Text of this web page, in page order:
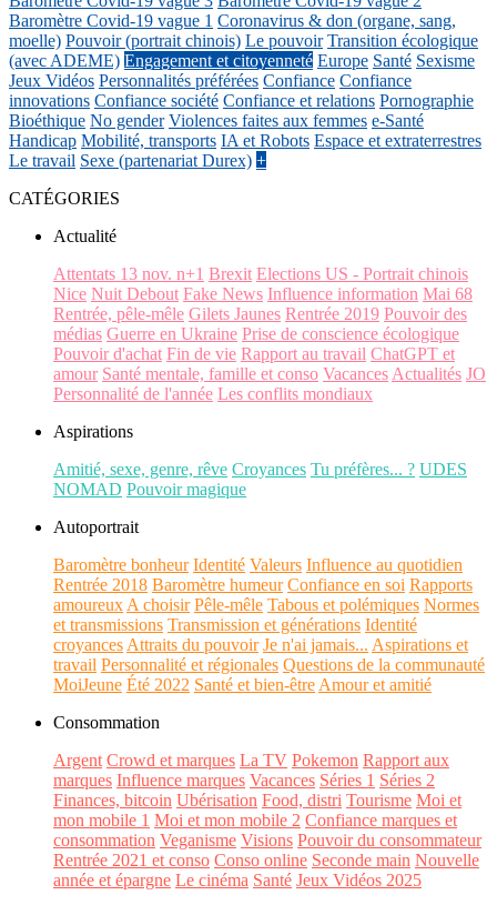
Baromètre Covid-19 vague 1 Coronavirus & don (organe, sang,
moelle) Pouvoir (portrait chinois) Le pouvoir Transition écologique
(avec ADEME) Engagement et citoyenneté Europe Santé Sexisme
Jeux Vidéos Personnalités préférées Confiance Confiance
innovations Confiance société Confiance et relations Pornographie
Bioéthique No gender Violences faites aux femmes e-Santé
Handicap Mobilité, transports IA et Robots Espace et extraterrestres
Le travail Sexe (partenariat Durex) +
CATÉGORIES
Actualité
Attentats 13 nov. n+1 Brexit Elections US - Portrait chinois
Nice Nuit Debout Fake News Influence information Mai 68
Rentrée, pêle-mêle Gilets Jaunes Rentrée 2019 Pouvoir des
médias Guerre en Ukraine Prise de conscience écologique
Pouvoir d'achat Fin de vie Rapport au travail ChatGPT et
amour Santé mentale, famille et conso Vacances Actualités JO
Personnalité de l'année Les conflits mondiaux
Aspirations
Amitié, sexe, genre, rêve Croyances Tu préfères... ? UDES
NOMAD Pouvoir magique
Autoportrait
Baromètre bonheur Identité Valeurs Influence au quotidien
Rentrée 2018 Baromètre humeur Confiance en soi Rapports
amoureux A choisir Pêle-mêle Tabous et polémiques Normes
et transmissions Transmission et générations Identité
croyances Attraits du pouvoir Je n'ai jamais... Aspirations et
travail Personnalité et régionales Questions de la communauté
MoiJeune Été 2022 Santé et bien-être Amour et amitié
Consommation
Argent Crowd et marques La TV Pokemon Rapport aux
marques Influence marques Vacances Séries 1 Séries 2
Finances, bitcoin Ubérisation Food, distri Tourisme Moi et
mon mobile 1 Moi et mon mobile 2 Confiance marques et
consommation Veganisme Visions Pouvoir du consommateur
Rentrée 2021 et conso Conso online Seconde main Nouvelle
année et épargne Le cinéma Santé Jeux Vidéos 2025